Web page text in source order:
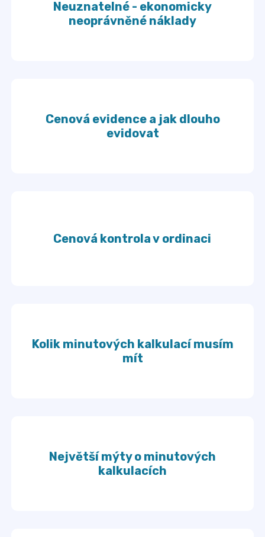
Neuznatelné - ekonomicky
neoprávněné náklady
Cenová evidence a jak dlouho
evidovat
Cenová kontrola v ordinaci
Kolik minutových kalkulací musím
mít
Největší mýty o minutových
kalkulacích